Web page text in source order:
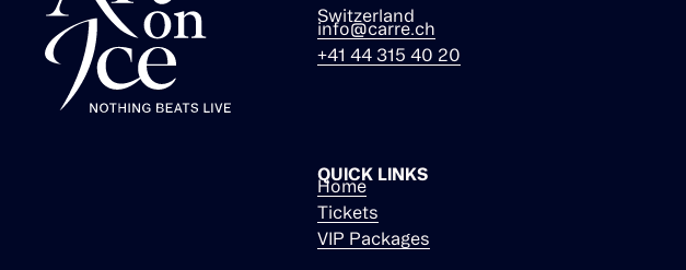
Switzerland
info@carre.ch
+41 44 315 40 20
QUICK LINKS
Home
Tickets
VIP Packages